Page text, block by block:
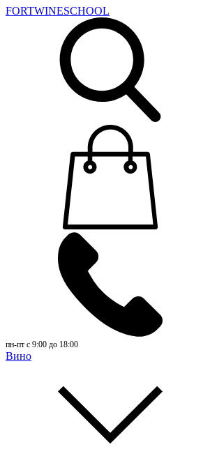
FORTWINESCHOOL
пн-пт с 9:00 до 18:00
Вино